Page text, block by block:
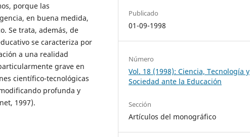
porque las
en buena medida,
Se trata, además, de
se caracteriza por
a una realidad
grave en
científico-tecnológicas
profunda y
1997).
Publicado
01-09-1998
Número
Vol. 18 (1998): Ciencia, Tecnología y
Sociedad ante la Educación
Sección
Artículos del monográfico